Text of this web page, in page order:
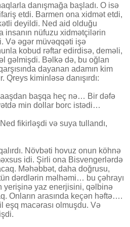
danışmağa başladı. O isə
etdi. Barmen ona xidmət etdi,
deyildi. Ned aid olduğu
insanın nüfuzu xidmətçilərin
Və əgər müvəqqəti işə
kobud rəftar edirdisə, deməli,
gəlmişdi. Bəlkə də, bu oğlan
dayanan adamın kim
kiminləsə danışırdı:
başqa heç nə… Bir dəfə
min dollar borc istədi…
fikirləşdi və suya tullandı,
Növbəti hovuz onun köhnə
idi. Şirli ona Bisvengerlərdə
Məhəbbət, daha doğrusu,
dərdlərin məlhəmi… bu çəhrayı
yerişinə yaz enerjisini, qəlbinə
Onların arasında keçən həftə….
macərası olmuşdu. Və